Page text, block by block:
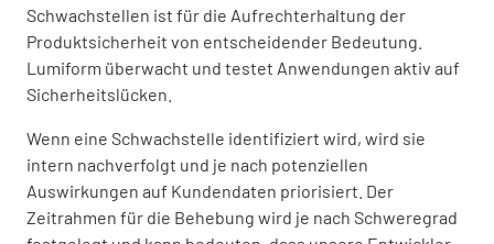
Schwachstellen ist für die Aufrechterhaltung der
Produktsicherheit von entscheidender Bedeutung.
Lumiform überwacht und testet Anwendungen aktiv auf
Sicherheitslücken.
Wenn eine Schwachstelle identifiziert wird, wird sie
intern nachverfolgt und je nach potenziellen
Auswirkungen auf Kundendaten priorisiert. Der
Zeitrahmen für die Behebung wird je nach Schweregrad